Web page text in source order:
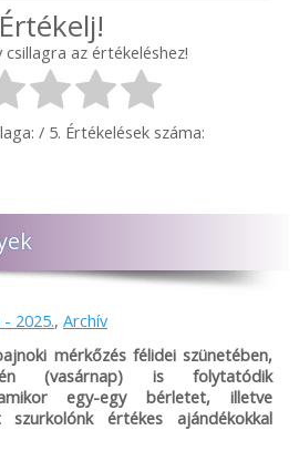
Értékelj!
az értékeléshez!
/ 5. Értékelések száma:
2025., Archív
mérkőzés félidei szünetében,
(vasárnap) is folytatódik
amikor egy-egy bérletet, illetve
értékes ajándékokkal